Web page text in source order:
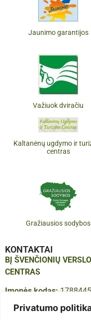
Privatumo
Jaunimo garantijos
Važiuok dviračiu
Kaltanėnų ugdymo ir
centras
Gražiausios sodybos
KONTAKTAI
BĮ ŠVENČIONIŲ
CENTRAS
Įmonės kodas:
Adresas:Vilniaus g. 16,
+370 683 614 41